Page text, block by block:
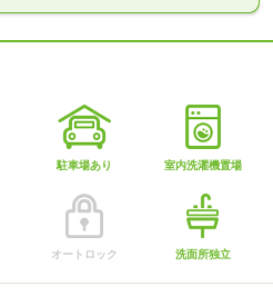
駐車場あり 室内洗濯機置場
オートロック 洗面所独立